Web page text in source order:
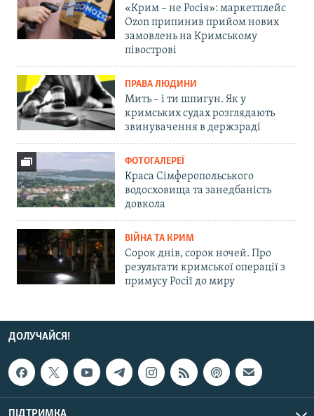
«Крим – не Росія»: маркетплейс
Ozon припинив прийом нових
замовлень на Кримському
півострові
ПРАВА ЛЮДИНИ
Мить – і ти шпигун. Як у
кримських судах розглядають
звинувачення в держзраді
ФОТОГАЛЕРЕЇ
Краса Сімферопольського
водосховища та занедбаність
довкола
ВІЙНА ТА КРИМ
Сорок днів, сорок ночей. Про
результати кримської операції з
примусу Росії до миру
ДОЛУЧАЙСЯ!
ПІДТРИМКА